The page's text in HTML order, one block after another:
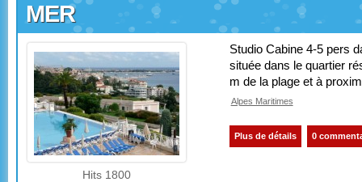
MER
Hits 1800
Studio Cabine 4-5 pers
située dans le quartier
m de la plage et à
Alpes Maritimes
Plus de détails 0